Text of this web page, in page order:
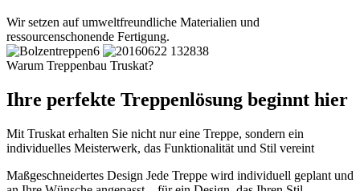
Wir setzen auf umweltfreundliche Materialien und
ressourcenschonende Fertigung.
Warum Treppenbau Truskat?
Ihre perfekte Treppenlösung beginnt hier
Mit Truskat erhalten Sie nicht nur eine Treppe, sondern ein
individuelles Meisterwerk, das Funktionalität und Stil vereint
Maßgeschneidertes Design Jede Treppe wird individuell geplant und